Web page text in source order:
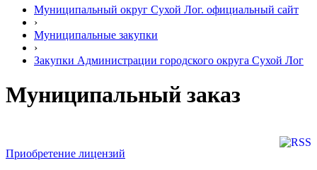
Муниципальный округ Сухой Лог. официальный сайт
›
Муниципальные закупки
›
Закупки Администрации городского округа Сухой Лог
Муниципальный заказ
Приобретение лицензий